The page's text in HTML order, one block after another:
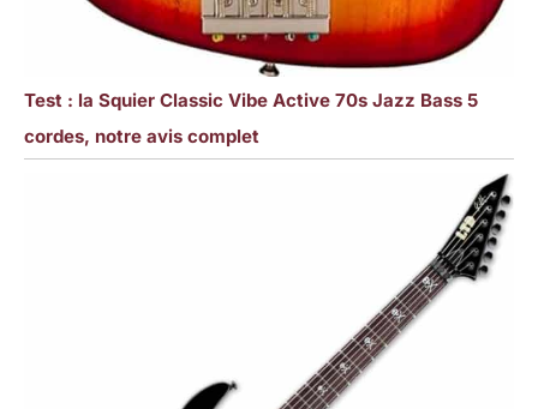
Test : la Squier Classic Vibe Active 70s Jazz Bass 5
cordes, notre avis complet